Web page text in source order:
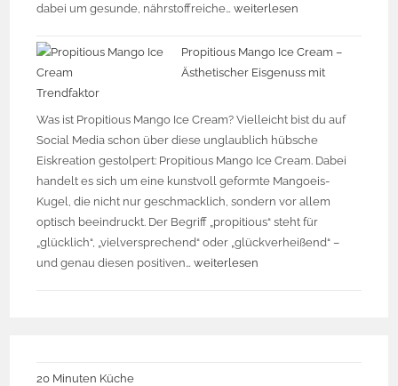
dabei um gesunde, nährstoffreiche…weiterlesen
Propitious Mango Ice Cream –
Ästhetischer Eisgenuss mit
Trendfaktor
Was ist Propitious Mango Ice Cream? Vielleicht bist du auf
Social Media schon über diese unglaublich hübsche
Eiskreation gestolpert: Propitious Mango Ice Cream. Dabei
handelt es sich um eine kunstvoll geformte Mangoeis-
Kugel, die nicht nur geschmacklich, sondern vor allem
optisch beeindruckt. Der Begriff „propitious“ steht für
„glücklich“, „vielversprechend“ oder „glückverheißend“ –
und genau diesen positiven…weiterlesen
20 Minuten Küche